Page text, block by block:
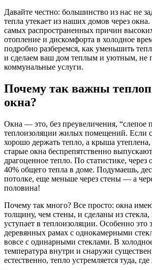
Давайте честно: большинство из нас не
тепла утекает из наших домов через
самых распространенных причин
отопление и дискомфорта в холодное
подробно разберемся, как уменьшить
и сделаем ваш дом теплым и уютным, не
коммунальные услуги.
Почему так важны
окна?
Окна — это, без преувеличения, “слепое
теплоизоляции жилых помещений. Если
хорошо держать тепло, а крыша
старые окна беспрепятственно
драгоценное тепло. По статистике, через
40% общего тепла в доме. Подумаешь,
потолке, еще меньше через стены — а
половина!
Почему так много? Все просто: окна
толщину, чем стены, и сделаны из стекла,
уступает в теплоизоляции. Особенно это
деревянных рамах с однокамерными
вовсе с одинарными стеклами. В
температура внутри и снаружи
естественно, тепло устремляется туда,